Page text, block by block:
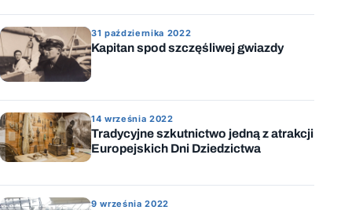
31 października 2022
Kapitan spod szczęśliwej gwiazdy
14 września 2022
Tradycyjne szkutnictwo jedną z atrakcji
Europejskich Dni Dziedzictwa
9 września 2022